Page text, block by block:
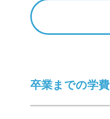
卒業までの学費